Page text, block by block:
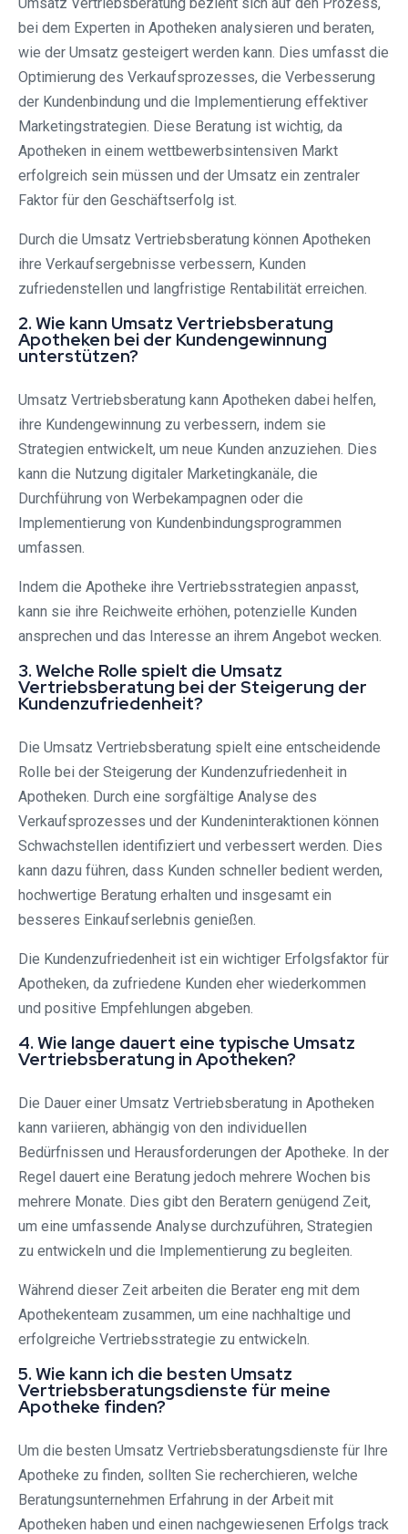
bei dem Experten in Apotheken analysieren und beraten,
wie der Umsatz gesteigert werden kann. Dies umfasst die
Optimierung des Verkaufsprozesses, die Verbesserung
der Kundenbindung und die Implementierung effektiver
Marketingstrategien. Diese Beratung ist wichtig, da
Apotheken in einem wettbewerbsintensiven Markt
erfolgreich sein müssen und der Umsatz ein zentraler
Faktor für den Geschäftserfolg ist.
Durch die Umsatz Vertriebsberatung können Apotheken
ihre Verkaufsergebnisse verbessern, Kunden
zufriedenstellen und langfristige Rentabilität erreichen.
2. Wie kann Umsatz Vertriebsberatung
Apotheken bei der Kundengewinnung
unterstützen?
Umsatz Vertriebsberatung kann Apotheken dabei helfen,
ihre Kundengewinnung zu verbessern, indem sie
Strategien entwickelt, um neue Kunden anzuziehen. Dies
kann die Nutzung digitaler Marketingkanäle, die
Durchführung von Werbekampagnen oder die
Implementierung von Kundenbindungsprogrammen
umfassen.
Indem die Apotheke ihre Vertriebsstrategien anpasst,
kann sie ihre Reichweite erhöhen, potenzielle Kunden
ansprechen und das Interesse an ihrem Angebot wecken.
3. Welche Rolle spielt die Umsatz
Vertriebsberatung bei der Steigerung der
Kundenzufriedenheit?
Die Umsatz Vertriebsberatung spielt eine entscheidende
Rolle bei der Steigerung der Kundenzufriedenheit in
Apotheken. Durch eine sorgfältige Analyse des
Verkaufsprozesses und der Kundeninteraktionen können
Schwachstellen identifiziert und verbessert werden. Dies
kann dazu führen, dass Kunden schneller bedient werden,
hochwertige Beratung erhalten und insgesamt ein
besseres Einkaufserlebnis genießen.
Die Kundenzufriedenheit ist ein wichtiger Erfolgsfaktor für
Apotheken, da zufriedene Kunden eher wiederkommen
und positive Empfehlungen abgeben.
4. Wie lange dauert eine typische Umsatz
Vertriebsberatung in Apotheken?
Die Dauer einer Umsatz Vertriebsberatung in Apotheken
kann variieren, abhängig von den individuellen
Bedürfnissen und Herausforderungen der Apotheke. In der
Regel dauert eine Beratung jedoch mehrere Wochen bis
mehrere Monate. Dies gibt den Beratern genügend Zeit,
um eine umfassende Analyse durchzuführen, Strategien
zu entwickeln und die Implementierung zu begleiten.
Während dieser Zeit arbeiten die Berater eng mit dem
Apothekenteam zusammen, um eine nachhaltige und
erfolgreiche Vertriebsstrategie zu entwickeln.
5. Wie kann ich die besten Umsatz
Vertriebsberatungsdienste für meine
Apotheke finden?
Um die besten Umsatz Vertriebsberatungsdienste für Ihre
Apotheke zu finden, sollten Sie recherchieren, welche
Beratungsunternehmen Erfahrung in der Arbeit mit
Apotheken haben und einen nachgewiesenen Erfolgs track